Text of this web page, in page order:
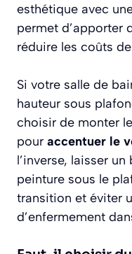
esthétique avec
permet d’apporter
réduire les coûts
Si votre salle de
hauteur sous
choisir de monter
pour accentuer le
l’inverse, laisser
peinture sous le
transition et éviter
d’enfermement